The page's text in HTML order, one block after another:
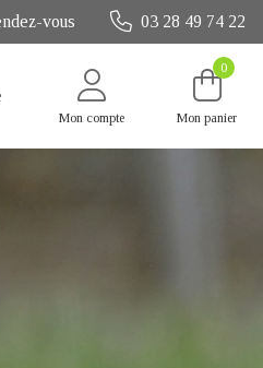
vous 03 28 49 74 22
Mon compte
0
Mon panier